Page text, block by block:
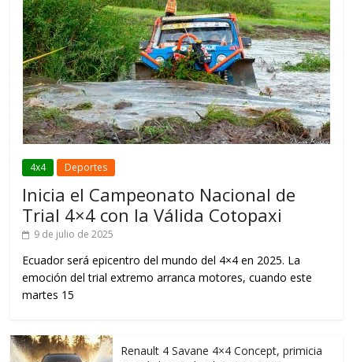
4x4 Deportes
Inicia el Campeonato Nacional de
Trial 4×4 con la Válida Cotopaxi
9 de julio de 2025
Ecuador será epicentro del mundo del 4×4 en 2025. La
emoción del trial extremo arranca motores, cuando este
martes 15
Renault 4 Savane 4×4 Concept, primicia